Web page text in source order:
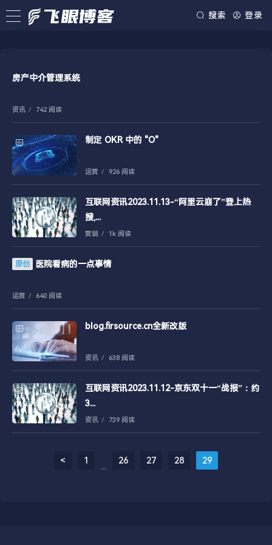
搜索 登录
房产中介管理系统
资讯 / 742 阅读
制定 OKR 中的 "O"
运营 / 926 阅读
互联网资讯2023.11.13-“阿里云崩了”登上热
搜,...
营销 / 1k 阅读
原创 医院看病的一点事情
运营 / 640 阅读
blog.firsource.cn全新改版
资讯 / 638 阅读
互联网资讯2023.11.12-京东双十一“战报”：约
3...
资讯 / 739 阅读
< 1
...
26 27 28 29